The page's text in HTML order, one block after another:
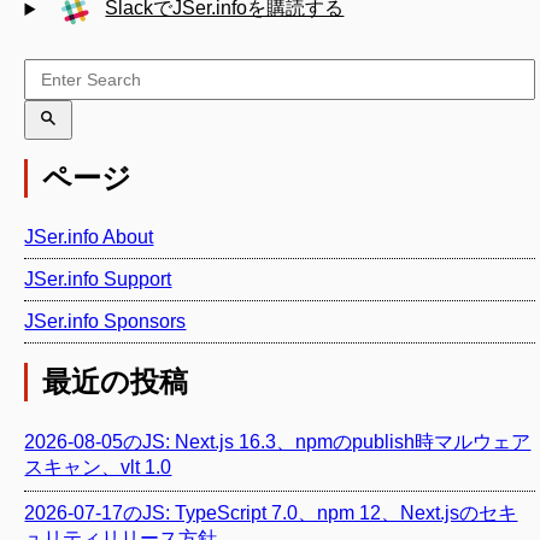
SlackでJSer.infoを購読する
ページ
JSer.info About
JSer.info Support
JSer.info Sponsors
最近の投稿
2026-08-05のJS: Next.js 16.3、npmのpublish時マルウェア
スキャン、vlt 1.0
2026-07-17のJS: TypeScript 7.0、npm 12、Next.jsのセキ